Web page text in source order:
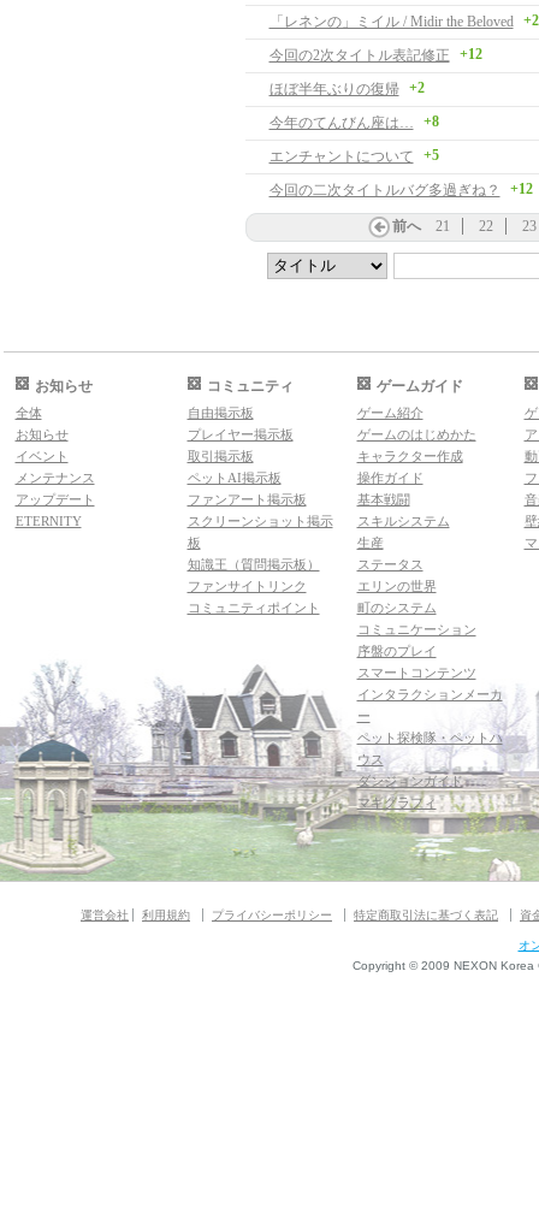
「レネンの」ミイル / Midir the Beloved +2
今回の2次タイトル表記修正 +12
ほぼ半年ぶりの復帰 +2
今年のてんびん座は… +8
エンチャントについて +5
今回の二次タイトルバグ多過ぎね？ +12
前へ 21 22 23
お知らせ
全体
お知らせ
イベント
メンテナンス
アップデート
ETERNITY
コミュニティ
自由掲示板
プレイヤー掲示板
取引掲示板
ペットAI掲示板
ファンアート掲示板
スクリーンショット掲示
板
知識王（質問掲示板）
ファンサイトリンク
コミュニティポイント
ゲームガイド
ゲーム紹介
ゲームのはじめかた
キャラクター作成
操作ガイド
基本戦闘
スキルシステム
生産
ステータス
エリンの世界
町のシステム
コミュニケーション
序盤のプレイ
スマートコンテンツ
インタラクションメーカ
ー
ペット探検隊・ペットハ
ウス
ダンジョンガイド
マギグラフィ
運営会社 利用規約 プライバシーポリシー 特定商取引法に基づく表記 資
オ
Copyright © 2009 NEXON Korea